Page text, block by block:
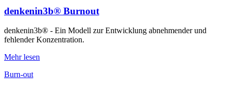
denkenin3b® Burnout
denkenin3b® - Ein Modell zur Entwicklung abnehmender und
fehlender Konzentration.
Mehr lesen
Burn-out